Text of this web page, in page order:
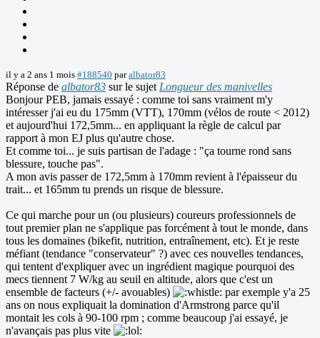
il y a 2 ans 1 mois #188540 paralbator83
Réponse de albator83 sur le sujet Longueur des manivelles
Bonjour PEB, jamais essayé : comme toi sans vraiment m'y
intéresser j'ai eu du 175mm (VTT), 170mm (vélos de route < 2012)
et aujourd'hui 172,5mm... en appliquant la règle de calcul par
rapport à mon EJ plus qu'autre chose.
Et comme toi... je suis partisan de l'adage : "ça tourne rond sans
blessure, touche pas".
A mon avis passer de 172,5mm à 170mm revient à l'épaisseur du
trait... et 165mm tu prends un risque de blessure.
Ce qui marche pour un (ou plusieurs) coureurs professionnels de
tout premier plan ne s'applique pas forcément à tout le monde, dans
tous les domaines (bikefit, nutrition, entraînement, etc). Et je reste
méfiant (tendance "conservateur" ?) avec ces nouvelles tendances,
qui tentent d'expliquer avec un ingrédient magique pourquoi des
mecs tiennent 7 W/kg au seuil en altitude, alors que c'est un
ensemble de facteurs (+/- avouables)
par exemple y'a 25
ans on nous expliquait la domination d'Armstrong parce qu'il
montait les cols à 90-100 rpm ; comme beaucoup j'ai essayé, je
n'avançais pas plus vite